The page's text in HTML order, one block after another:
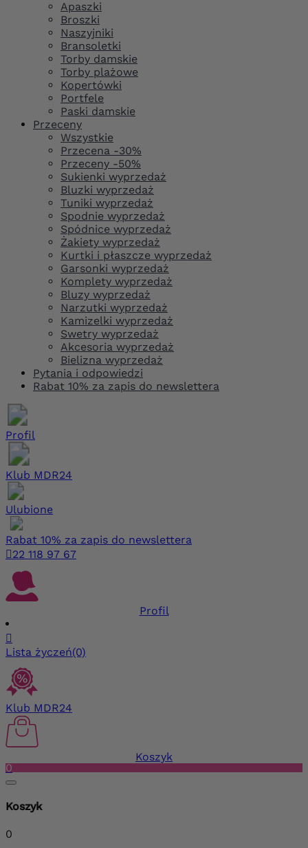
Apaszki
Broszki
Naszyjniki
Bransoletki
Torby damskie
Torby plażowe
Kopertówki
Portfele
Paski damskie
Przeceny
Wszystkie
Przecena -30%
Przeceny -50%
Sukienki wyprzedaż
Bluzki wyprzedaż
Tuniki wyprzedaż
Spodnie wyprzedaż
Spódnice wyprzedaż
Żakiety wyprzedaż
Kurtki i płaszcze wyprzedaż
Garsonki wyprzedaż
Komplety wyprzedaż
Bluzy wyprzedaż
Narzutki wyprzedaż
Kamizelki wyprzedaż
Swetry wyprzedaż
Akcesoria wyprzedaż
Bielizna wyprzedaż
Pytania i odpowiedzi
Rabat 10% za zapis do newslettera
Profil
Klub MDR24
Ulubione
Rabat 10% za zapis do newslettera
22 118 97 67
Profil

Lista życzeń(0)
Klub MDR24
Koszyk
0
Koszyk
0